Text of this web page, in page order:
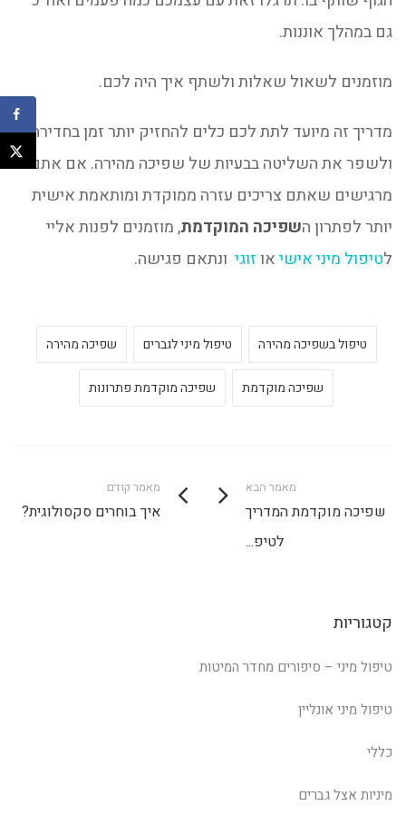
גם במהלך אוננות.
מוזמנים לשאול שאלות ולשתף איך היה לכם.
מדריך זה מיועד לתת לכם כלים להחזיק יותר זמן בחדירה
ולשפר את השליטה בבעיות של שפיכה מהירה. אם אתם
מרגישים שאתם צריכים עזרה ממוקדת ומותאמת אישית
יותר לפתרון השפיכה המוקדמת, מוזמנים לפנות אליי
לטיפול מיני אישיאוזוגי ונתאם פגישה.
טיפול בשפיכה מהירה טיפול מיני לגברים שפיכה מהירה
שפיכה מוקדמת שפיכה מוקדמת פתרונות
מאמר קודם
איך בוחרים סקסולוגית?
מאמר הבא
שפיכה מוקדמת המדריך
לטיפ...
קטגוריות
טיפול מיני – סיפורים מחדר המיטות
טיפול מיני אונליין
כללי
מיניות אצל גברים